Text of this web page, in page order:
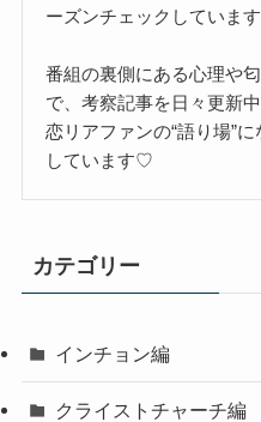
ーズンチェックしています
番組の裏側にある心理や
で、考察記事を日々更新中
恋リアファンの“語り場”
しています♡
カテゴリー
インチョン編
クライストチャーチ編